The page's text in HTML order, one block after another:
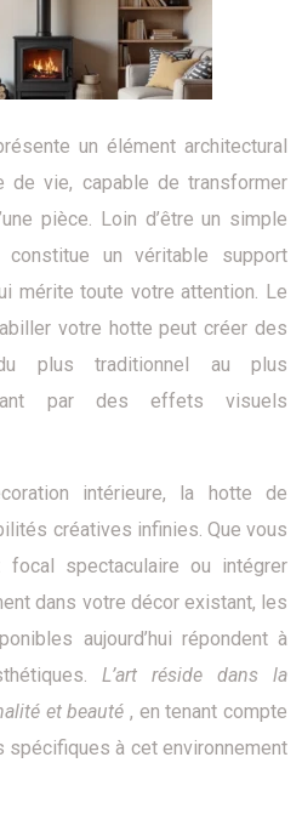
un élément architectural
de vie, capable de transformer
pièce. Loin d’être un simple
un véritable support
mérite toute votre attention. Le
votre hotte peut créer des
plus traditionnel au plus
par des effets visuels
intérieure, la hotte de
créatives infinies. Que vous
spectaculaire ou intégrer
dans votre décor existant, les
aujourd’hui répondent à
L’art réside dans la
et beauté , en tenant compte
spécifiques à cet environnement